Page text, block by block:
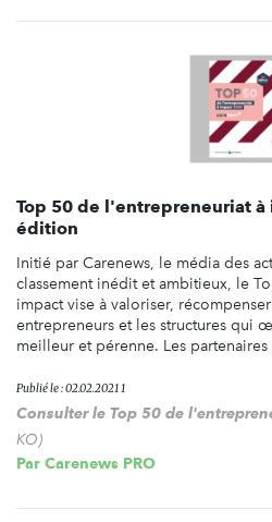
Top 50 de l'entrepreneuriat
édition
Initié par Carenews, le média des
classement inédit et ambitieux, le
impact vise à valoriser,
entrepreneurs et les structures qui
meilleur et pérenne. Les partenaires
Publié le : 02.02.2021 1
Consulter le Top 50 de
KO)
Par Carenews PRO